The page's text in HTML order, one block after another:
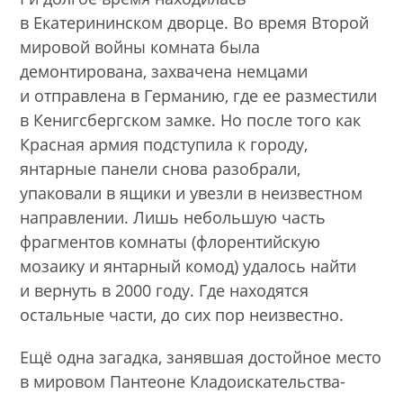
в Екатерининском дворце. Во время Второй
мировой войны комната была
демонтирована, захвачена немцами
и отправлена в Германию, где ее разместили
в Кенигсбергском замке. Но после того как
Красная армия подступила к городу,
янтарные панели снова разобрали,
упаковали в ящики и увезли в неизвестном
направлении. Лишь небольшую часть
фрагментов комнаты (флорентийскую
мозаику и янтарный комод) удалось найти
и вернуть в 2000 году. Где находятся
остальные части, до сих пор неизвестно.
Ещё одна загадка, занявшая достойное место
в мировом Пантеоне Кладоискательства-